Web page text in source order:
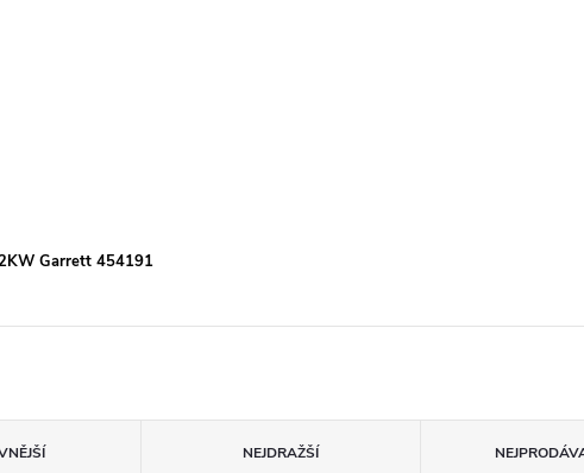
Garrett 454191
NEJDRAŽŠÍ